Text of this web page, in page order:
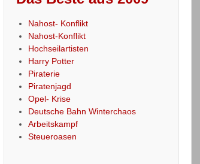
Nahost- Konflikt
Nahost-Konflikt
Hochseilartisten
Harry Potter
Piraterie
Piratenjagd
Opel- Krise
Deutsche Bahn Winterchaos
Arbeitskampf
Steueroasen